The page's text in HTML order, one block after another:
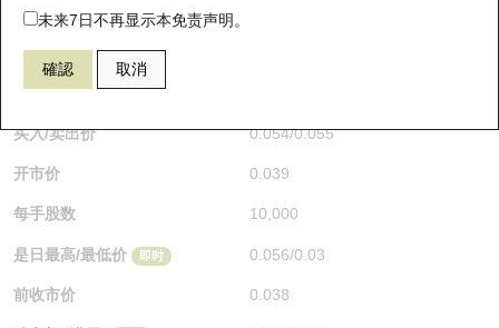
未来7日不再显示本免责声明。
確認 取消
67438 瑞银牛证 HSI 恒生指数
$0.055 0.017
买入/卖出价 0.054/0.055
开市价 0.039
每手股数 10,000
是日最高/最低价 即时 0.056/0.03
前收市价 0.038
即将到期认股证
认股证到期结算价查找
认股证分析仪
认股证速算机
认股证/牛熊证日志
牛熊证街货分布图
正股牛熊证列表
新发行瑞银牛熊证
已收回牛熊证剩余价值
牛熊证到期结算价查找
十天股证占大市成交
资金流
街货统计
三十大平均引伸波幅
恒指成份股
国指成份股
科指成份股
相关资产沽空
中资ETFs溢价比较
讲座及教育短片
认股证投资者教育
牛熊证投资者教育
认股证牛熊证常问问题